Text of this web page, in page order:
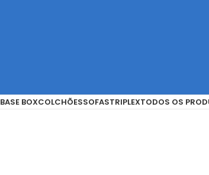
BASE BOXCOLCHÕESSOFASTRIPLEXTODOS OS